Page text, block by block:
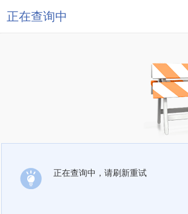
正在查询中
正在查询中，请刷新重试